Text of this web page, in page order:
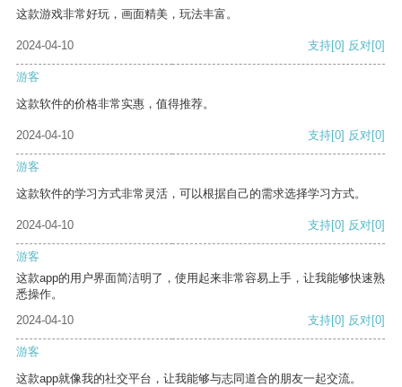
这款游戏非常好玩，画面精美，玩法丰富。
2024-04-10 支持[0] 反对[0]
游客
这款软件的价格非常实惠，值得推荐。
2024-04-10 支持[0] 反对[0]
游客
这款软件的学习方式非常灵活，可以根据自己的需求选择学习方式。
2024-04-10 支持[0] 反对[0]
游客
这款app的用户界面简洁明了，使用起来非常容易上手，让我能够快速熟
悉操作。
2024-04-10
支持[0] 反对[0]
游客
这款app就像我的社交平台，让我能够与志同道合的朋友一起交流。